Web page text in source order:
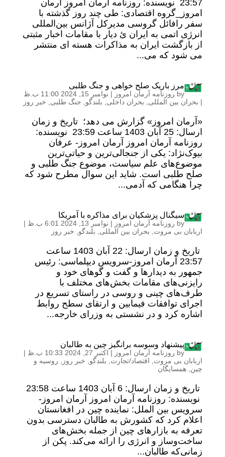
23:57 نویسنده: روزنامه آرمان امروز آرمان
امروز_گروه اقتصادی: طی چند روز گذشته با
سفر رافائل گروسی مدیرکل آژانس بین‌المللی
انرژی اتمی به ایران ئ دیار با مقامات اخبار مثبتی
از بازگشت ایران به مذاکرات هسته ای منتشر
می شود که می...
مرز باریک صلح خواهی و جنگ طلبی
by روزنامه آرمان امروز | نوامبر 15, 2024 11:00 ب.ظ
| بحران بین المللی بحران داخلی بلندگو جنگ طلبی خبر روز
«آرمان امروز» گزارش می دهد؛ تاریخ و زمان
ارسال: 25 آبان 1403 ساعت 23:59 نویسنده:
روزنامه آرمان امروز آرمان امروز- عرفان
بیوک‌نژاد: یکی از جنجالی‌ترین و حیاتی‌ترین
موضوع‌های علم سیاست، موضوع جنگ طلبی و
صلح طلبی است. شاید این سوال مطرح شود که
چرا هنگامی که آدمی...
سیگنال پزشکیان برای مذاکره با آمریکا
by روزنامه آرمان امروز | نوامبر 13, 2024 6:01 ب.ظ
|
اربابان بی مروت
بحران بین المللی بلندگو خبر روز
تاریخ و زمان ارسال: 22 آبان 1403 ساعت
23:57 آرمان امروز-سرویس دیپلماسی: رئیس
جمهور به دیدارها و گفت و گوهای خود و
رایزنی‌های مقامات بخش‌های مختلف با
طرف‌های چینی و روسی در راستای تسریع در
اجرای توافقات فیمابین و ارتقای سطح روابط
اشاره کرد و در نشستی به وزرای خارجه...
پیشنهاد وسوسه برانگیز چین به طالبان
by روزنامه آرمان امروز | اکتبر 27, 2024 10:33 ب.ظ
|
اربابان بی مروت
اقتصاد/تجارت بلندگو خبر روز
روسیه و
چین همسایگان
تاریخ و زمان ارسال: 6 آبان 1403 ساعت 23:58
نویسنده: روزنامه آرمان امروز آرمان امروز-
سرویس بین الملل: نماینده چین در افغانستان
اعلام کرد که کشورش به طالبان دسترسی بدون
تعرفه به بازارهای چین از جمله بخش‌های
ساخت‌وساز و انرژی را ارائه می‌کند. پکن از
زمانی‌که طالبان...